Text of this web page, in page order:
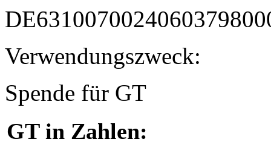
Verwendungszweck:
Spende für GT
GT in Zahlen: